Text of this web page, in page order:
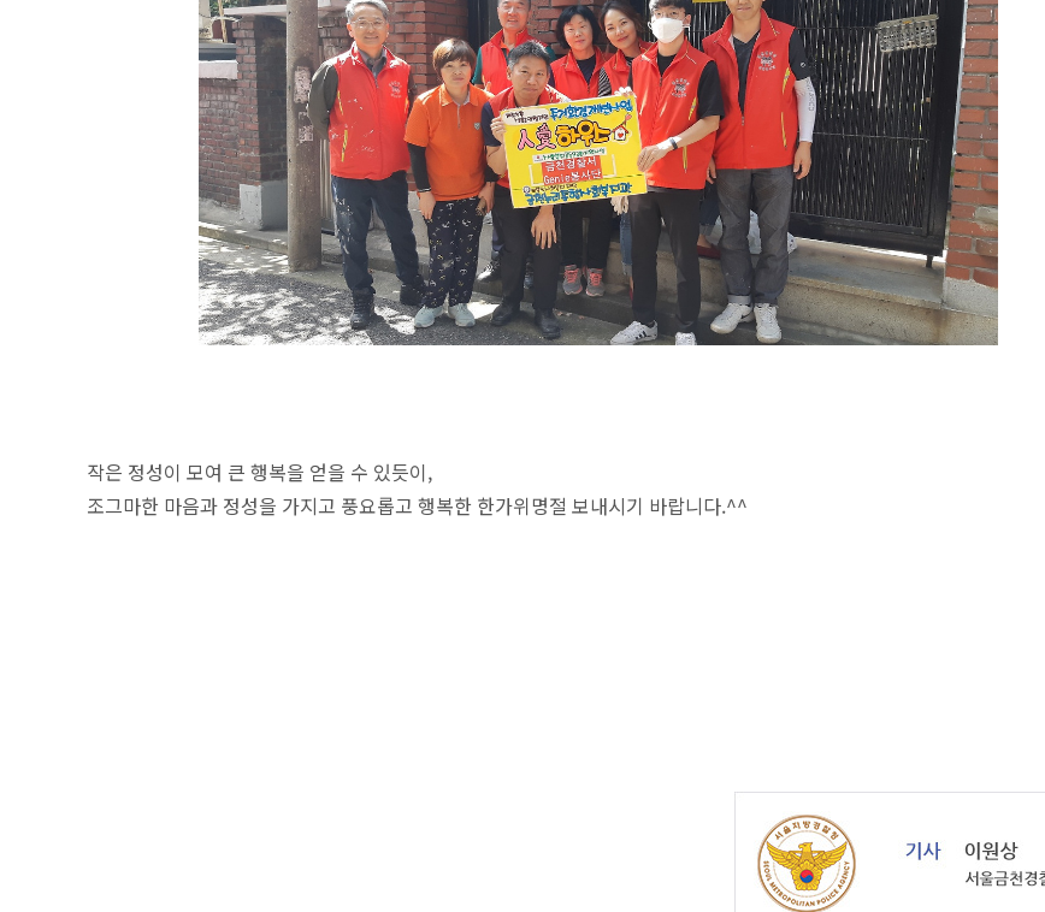
작은 정성이 모여 큰 행복을 얻을 수 있듯이,
조그마한 마음과 정성을 가지고 풍요롭고 행복한 한가위명절 보내시기 바랍니다.^^